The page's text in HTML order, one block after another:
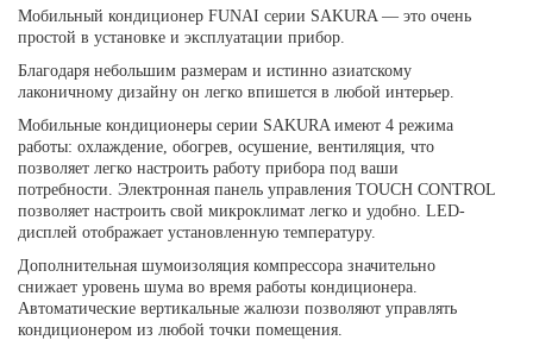
Мобильный кондиционер FUNAI серии SAKURA — это очень
простой в установке и эксплуатации прибор.
Благодаря небольшим размерам и истинно азиатскому
лаконичному дизайну он легко впишется в любой интерьер.
Мобильные кондиционеры серии SAKURA имеют 4 режима
работы: охлаждение, обогрев, осушение, вентиляция, что
позволяет легко настроить работу прибора под ваши
потребности. Электронная панель управления TOUCH CONTROL
позволяет настроить свой микроклимат легко и удобно. LED-
дисплей отображает установленную температуру.
Дополнительная шумоизоляция компрессора значительно
снижает уровень шума во время работы кондиционера.
Автоматические вертикальные жалюзи позволяют управлять
кондиционером из любой точки помещения.